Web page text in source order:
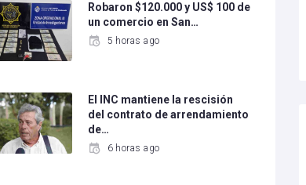
Robaron $120.000 y US$ 100 de
un comercio en San…
5 horas ago
El INC mantiene la rescisión
del contrato de arrendamiento
de…
6 horas ago